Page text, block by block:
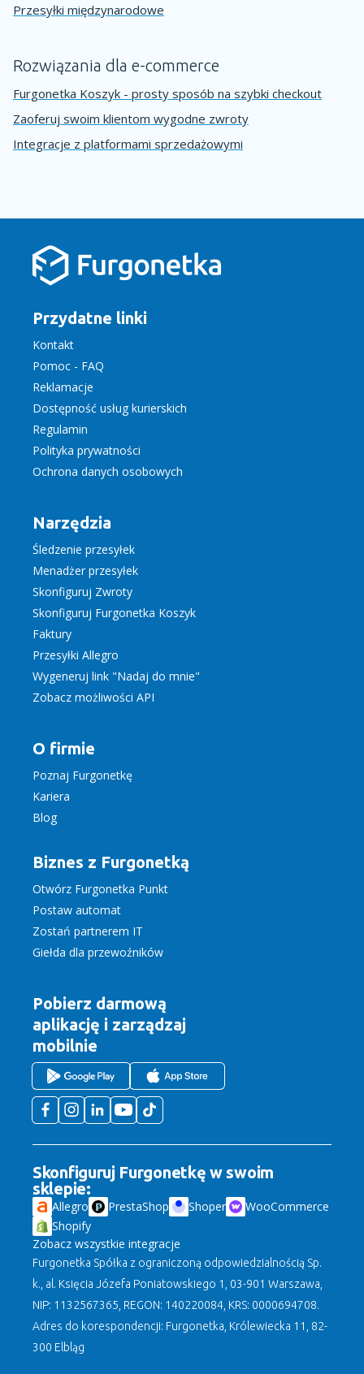
Przesyłki międzynarodowe
Rozwiązania dla e-commerce
Furgonetka Koszyk - prosty sposób na szybki checkout
Zaoferuj swoim klientom wygodne zwroty
Integracje z platformami sprzedażowymi
Przydatne linki
Kontakt
Pomoc - FAQ
Reklamacje
Dostępność usług kurierskich
Regulamin
Polityka prywatności
Ochrona danych osobowych
Narzędzia
Śledzenie przesyłek
Menadżer przesyłek
Skonfiguruj Zwroty
Skonfiguruj Furgonetka Koszyk
Faktury
Przesyłki Allegro
Wygeneruj link "Nadaj do mnie"
Zobacz możliwości API
O firmie
Poznaj Furgonetkę
Kariera
Blog
Biznes z Furgonetką
Otwórz Furgonetka Punkt
Postaw automat
Zostań partnerem IT
Giełda dla przewoźników
Pobierz darmową
aplikację i zarządzaj
mobilnie
Skonfiguruj Furgonetkę w swoim
sklepie:
Allegro PrestaShop Shoper
WooCommerce
Shopify
Zobacz wszystkie integracje
Furgonetka Spółka z ograniczoną odpowiedzialnością Sp.
k., al. Księcia Józefa Poniatowskiego 1, 03-901 Warszawa,
NIP: 1132567365, REGON: 140220084, KRS: 0000694708.
Adres do korespondencji: Furgonetka, Królewiecka 11, 82-
300 Elbląg